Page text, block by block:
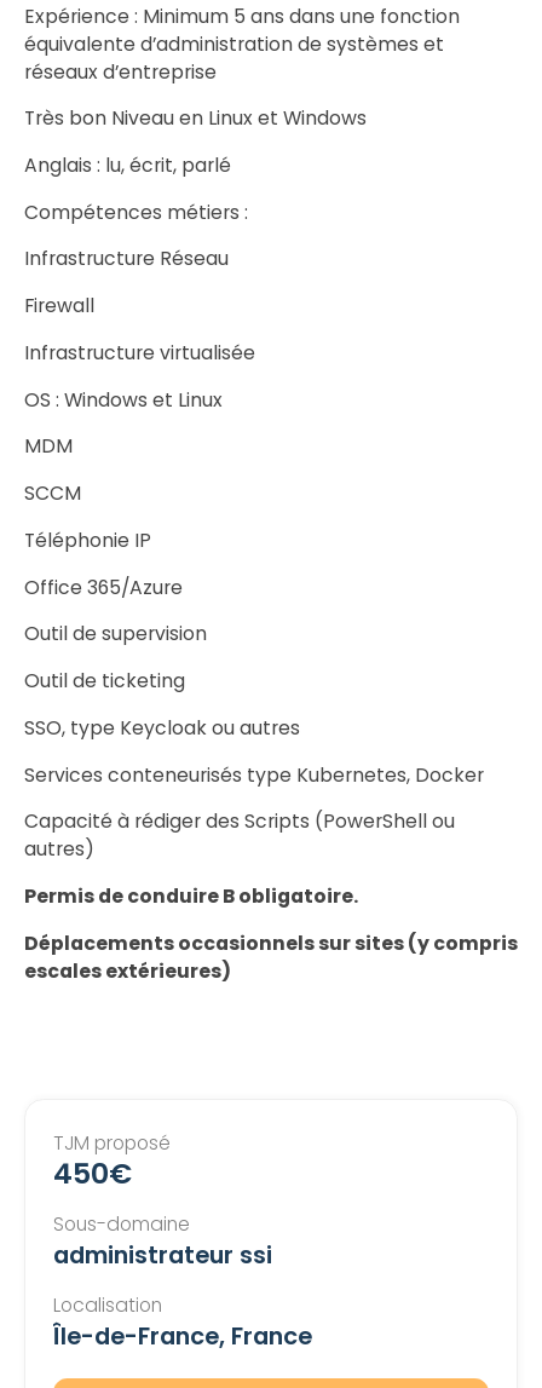
Expérience : Minimum 5 ans dans une fonction
équivalente d’administration de systèmes et
réseaux d’entreprise
Très bon Niveau en Linux et Windows
Anglais : lu, écrit, parlé
Compétences métiers :
Infrastructure Réseau
Firewall
Infrastructure virtualisée
OS : Windows et Linux
MDM
SCCM
Téléphonie IP
Office 365/Azure
Outil de supervision
Outil de ticketing
SSO, type Keycloak ou autres
Services conteneurisés type Kubernetes, Docker
Capacité à rédiger des Scripts (PowerShell ou
autres)
Permis de conduire B obligatoire.
Déplacements occasionnels sur sites (y compris
escales extérieures)
TJM proposé
450€
Sous-domaine
administrateur ssi
Localisation
Île-de-France, France